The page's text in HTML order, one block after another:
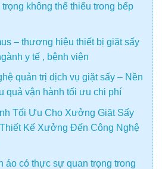
không thể thiếu trong bếp
– thương hiệu thiết bị giặt sấy
y tế , bệnh viện
quản trị dịch vụ giặt sấy – Nền
quả vận hành tối ưu chi phí
Tối Ưu Cho Xưởng Giặt Sấy
Kế Xưởng Đến Công Nghệ
áo có thực sự quan trọng trong